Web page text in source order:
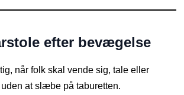
efter bevægelse
når folk skal vende sig, tale eller
at slæbe på taburetten.